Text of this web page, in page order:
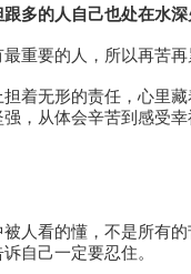
多的人自己也处在水深
重要的人，所以再苦
着无形的责任，心里
，从体会辛苦到感受
人看的懂，不是所有
自己一定要忍住。